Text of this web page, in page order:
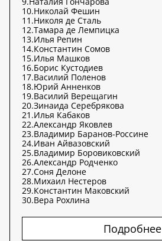
10.Николай Фешин
11.Николя де Сталь
12.Тамара де Лемпицка
13.Илья Репин
14.Константин Сомов
15.Илья Машков
16.Борис Кустодиев
17.Василий Поленов
18.Юрий Анненков
19.Василий Верещагин
20.Зинаида Серебрякова
21.Илья Кабаков
22.Александр Яковлев
23.Владимир Баранов-Россине
24.Иван Айвазовский
25.Владимир Боровиковский
26.Александр Родченко
27.Соня Делоне
28.Михаил Нестеров
29.Константин Маковский
30.Вера Рохлина
Подробнее